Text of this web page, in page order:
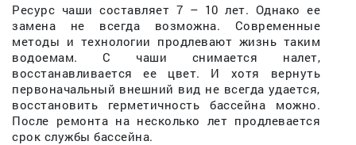
Ресурс чаши составляет 7 – 10 лет. Однако ее
замена не всегда возможна. Современные
методы и технологии продлевают жизнь таким
водоемам. С чаши снимается налет,
восстанавливается ее цвет. И хотя вернуть
первоначальный внешний вид не всегда удается,
восстановить герметичность бассейна можно.
После ремонта на несколько лет продлевается
срок службы бассейна.